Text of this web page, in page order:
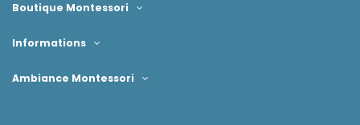
Boutique Montessori
Informations
Ambiance Montessori